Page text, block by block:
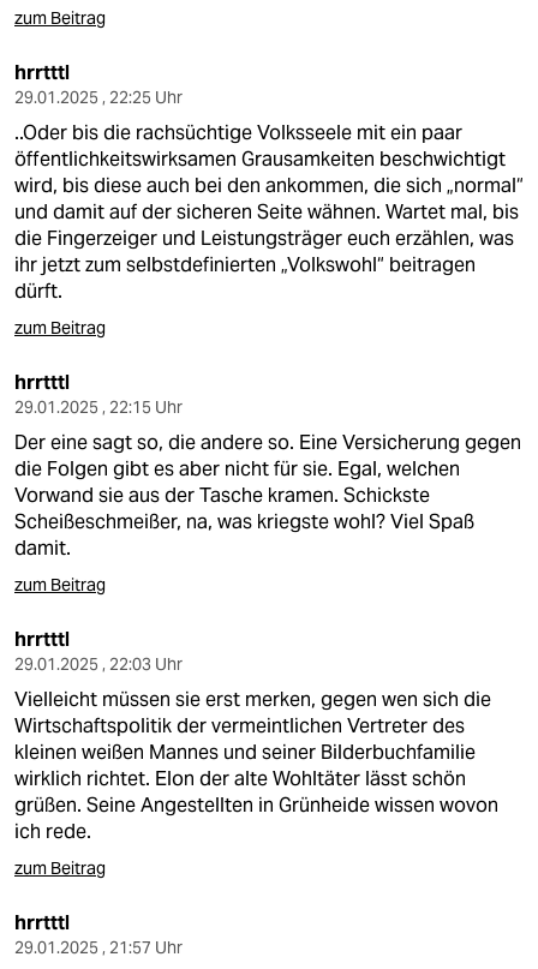
fragen & hilfe
unterstützen
abo
genossenschaft
epaper login
zum Beitrag
hrrtttl
29.01.2025 , 22:25 Uhr
..Oder bis die rachsüchtige Volksseele mit ein paar
öffentlichkeitswirksamen Grausamkeiten beschwichtigt
wird, bis diese auch bei den ankommen, die sich „normal“
und damit auf der sicheren Seite wähnen. Wartet mal, bis
die Fingerzeiger und Leistungsträger euch erzählen, was
ihr jetzt zum selbstdefinierten „Volkswohl“ beitragen
dürft.
zum Beitrag
hrrtttl
29.01.2025 , 22:15 Uhr
Der eine sagt so, die andere so. Eine Versicherung gegen
die Folgen gibt es aber nicht für sie. Egal, welchen
Vorwand sie aus der Tasche kramen. Schickste
Scheißeschmeißer, na, was kriegste wohl? Viel Spaß
damit.
zum Beitrag
hrrtttl
29.01.2025 , 22:03 Uhr
Vielleicht müssen sie erst merken, gegen wen sich die
Wirtschaftspolitik der vermeintlichen Vertreter des
kleinen weißen Mannes und seiner Bilderbuchfamilie
wirklich richtet. Elon der alte Wohltäter lässt schön
grüßen. Seine Angestellten in Grünheide wissen wovon
ich rede.
zum Beitrag
hrrtttl
29.01.2025 , 21:57 Uhr